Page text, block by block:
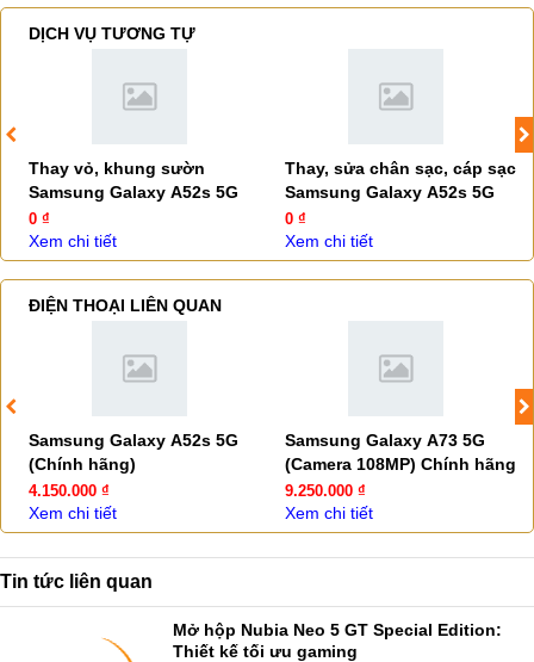
DỊCH VỤ TƯƠNG TỰ
Thay vỏ, khung sườn
Samsung Galaxy A52s 5G
0 ₫
Xem chi tiết
Thay, sửa chân sạc, cáp sạc
Samsung Galaxy A52s 5G
0 ₫
Xem chi tiết
ĐIỆN THOẠI LIÊN QUAN
Samsung Galaxy A52s 5G
(Chính hãng)
4.150.000 ₫
Xem chi tiết
Samsung Galaxy A73 5G
(Camera 108MP) Chính hãng
9.250.000 ₫
Xem chi tiết
Tin tức liên quan
Mở hộp Nubia Neo 5 GT Special Edition:
Thiết kế tối ưu gaming